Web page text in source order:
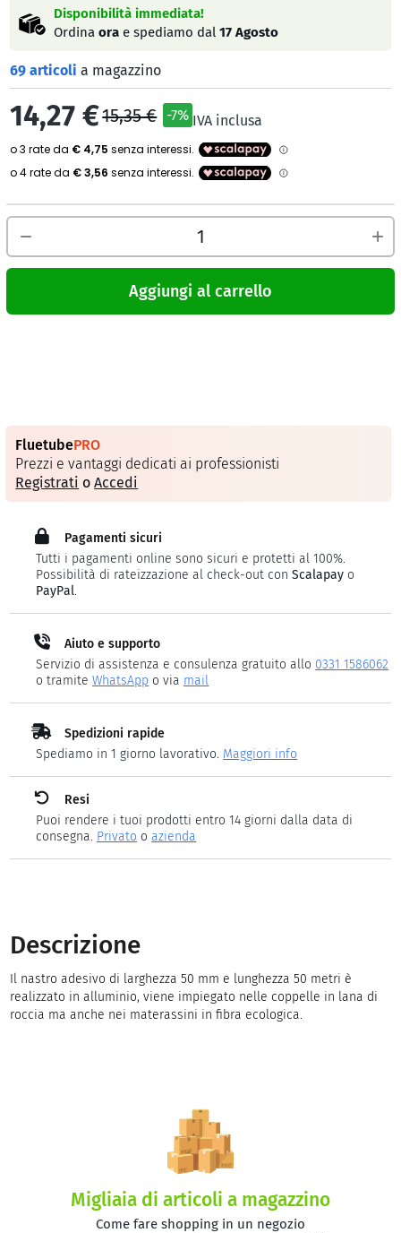
Disponibilità immediata!
Ordinaora e spediamo dal17 Agosto
69 articolia magazzino
14,27 €15,35 € -7% IVA inclusa
Aggiungi al carrello
FluetubePRO
Prezzi e vantaggi dedicati ai professionisti
Registrati oAccedi
Pagamenti sicuri
Tutti i pagamenti online sono sicuri e protetti al 100%.
Possibilità di rateizzazione al check-out conScalapay o
PayPal.
Aiuto e supporto
Servizio di assistenza e consulenza gratuito allo 0331 1586062
o tramiteWhatsApp o via mail
Spedizioni rapide
Spediamo in 1 giorno lavorativo. Maggiori info
Resi
Puoi rendere i tuoi prodotti entro 14 giorni dalla data di
consegna. Privato oazienda
Descrizione
Il nastro adesivo di larghezza 50 mm e lunghezza 50 metri è
realizzato in alluminio, viene impiegato nelle coppelle in lana di
roccia ma anche nei materassini in fibra ecologica.
Migliaia di articoli a magazzino
Come fare shopping in un negozio